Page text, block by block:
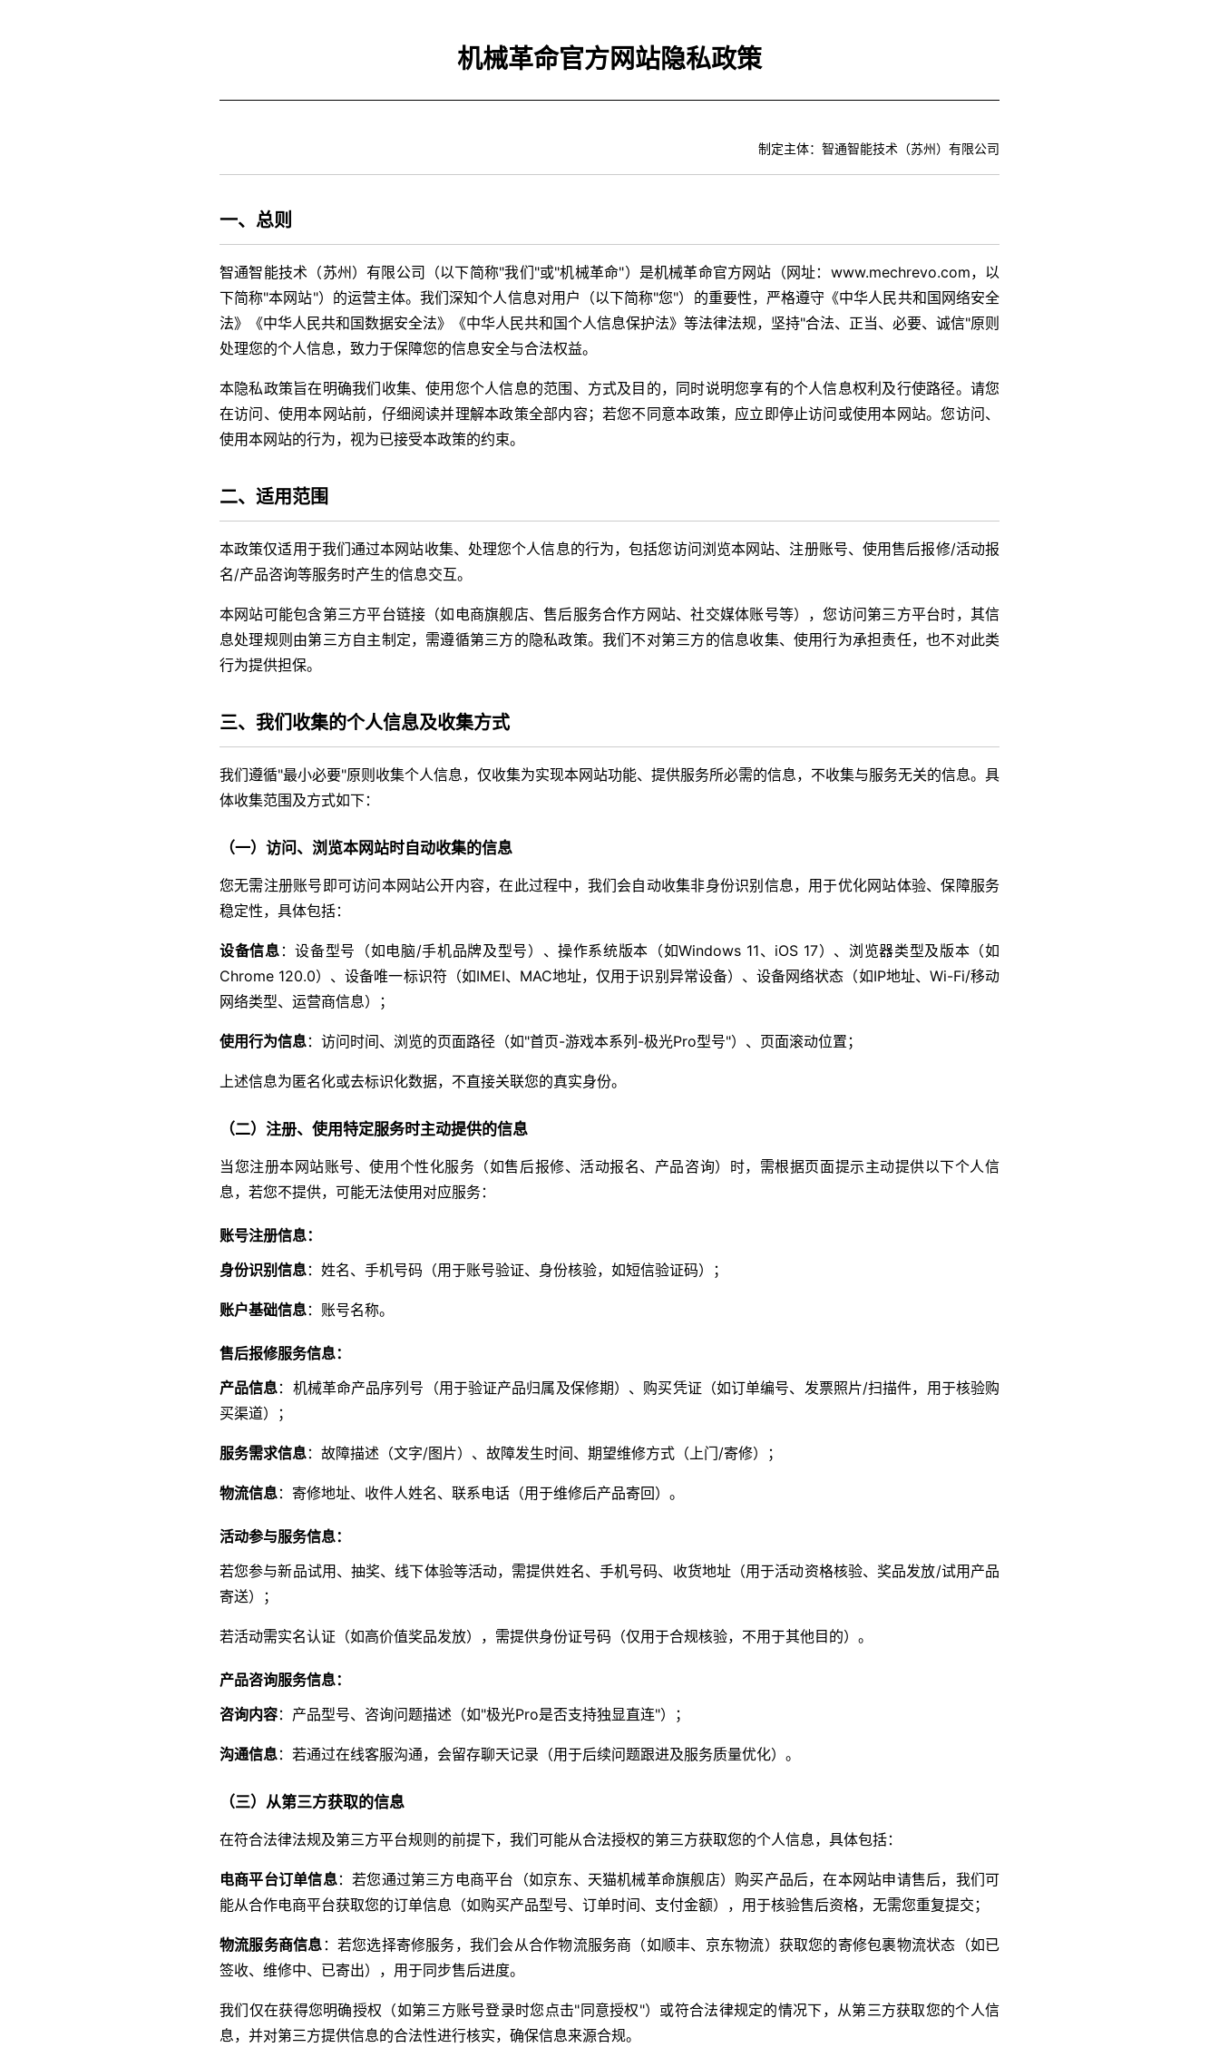
机械革命官方网站隐私政策
制定主体：智通智能技术（苏州）有限公司
一、总则
智通智能技术（苏州）有限公司（以下简称"我们"或"机械革命"）是机械革命官方网站（网址：www.mechrevo.com，以
下简称"本网站"）的运营主体。我们深知个人信息对用户（以下简称"您"）的重要性，严格遵守《中华人民共和国网络安全
法》《中华人民共和国数据安全法》《中华人民共和国个人信息保护法》等法律法规，坚持"合法、正当、必要、诚信"原则
处理您的个人信息，致力于保障您的信息安全与合法权益。
本隐私政策旨在明确我们收集、使用您个人信息的范围、方式及目的，同时说明您享有的个人信息权利及行使路径。请您
在访问、使用本网站前，仔细阅读并理解本政策全部内容；若您不同意本政策，应立即停止访问或使用本网站。您访问、
使用本网站的行为，视为已接受本政策的约束。
二、适用范围
本政策仅适用于我们通过本网站收集、处理您个人信息的行为，包括您访问浏览本网站、注册账号、使用售后报修/活动报
名/产品咨询等服务时产生的信息交互。
本网站可能包含第三方平台链接（如电商旗舰店、售后服务合作方网站、社交媒体账号等），您访问第三方平台时，其信
息处理规则由第三方自主制定，需遵循第三方的隐私政策。我们不对第三方的信息收集、使用行为承担责任，也不对此类
行为提供担保。
三、我们收集的个人信息及收集方式
我们遵循"最小必要"原则收集个人信息，仅收集为实现本网站功能、提供服务所必需的信息，不收集与服务无关的信息。具
体收集范围及方式如下：
（一）访问、浏览本网站时自动收集的信息
您无需注册账号即可访问本网站公开内容，在此过程中，我们会自动收集非身份识别信息，用于优化网站体验、保障服务
稳定性，具体包括：
设备信息 ：设备型号（如电脑/手机品牌及型号）、操作系统版本（如Windows 11、iOS 17）、浏览器类型及版本（如
Chrome 120.0）、设备唯一标识符（如IMEI、MAC地址，仅用于识别异常设备）、设备网络状态（如IP地址、Wi-Fi/移动
网络类型、运营商信息）；
使用行为信息：访问时间、浏览的页面路径（如"首页-游戏本系列-极光Pro型号"）、页面滚动位置；
上述信息为匿名化或去标识化数据，不直接关联您的真实身份。
（二）注册、使用特定服务时主动提供的信息
当您注册本网站账号、使用个性化服务（如售后报修、活动报名、产品咨询）时，需根据页面提示主动提供以下个人信
息，若您不提供，可能无法使用对应服务：
账号注册信息：
身份识别信息：姓名、手机号码（用于账号验证、身份核验，如短信验证码）；
账户基础信息：账号名称。
售后报修服务信息：
产品信息：机械革命产品序列号（用于验证产品归属及保修期）、购买凭证（如订单编号、发票照片/扫描件，用于核验购
买渠道）；
服务需求信息：故障描述（文字/图片）、故障发生时间、期望维修方式（上门/寄修）；
物流信息：寄修地址、收件人姓名、联系电话（用于维修后产品寄回）。
活动参与服务信息：
若您参与新品试用、抽奖、线下体验等活动，需提供姓名、手机号码、收货地址（用于活动资格核验、奖品发放/试用产品
寄送）；
若活动需实名认证（如高价值奖品发放），需提供身份证号码（仅用于合规核验，不用于其他目的）。
产品咨询服务信息：
咨询内容：产品型号、咨询问题描述（如"极光Pro是否支持独显直连"）；
沟通信息：若通过在线客服沟通，会留存聊天记录（用于后续问题跟进及服务质量优化）。
（三）从第三方获取的信息
在符合法律法规及第三方平台规则的前提下，我们可能从合法授权的第三方获取您的个人信息，具体包括：
电商平台订单信息：若您通过第三方电商平台（如京东、天猫机械革命旗舰店）购买产品后，在本网站申请售后，我们可
能从合作电商平台获取您的订单信息（如购买产品型号、订单时间、支付金额），用于核验售后资格，无需您重复提交；
物流服务商信息 ：若您选择寄修服务，我们会从合作物流服务商（如顺丰、京东物流）获取您的寄修包裹物流状态（如已
签收、维修中、已寄出），用于同步售后进度。
我们仅在获得您明确授权（如第三方账号登录时您点击"同意授权"）或符合法律规定的情况下，从第三方获取您的个人信
息，并对第三方提供信息的合法性进行核实，确保信息来源合规。